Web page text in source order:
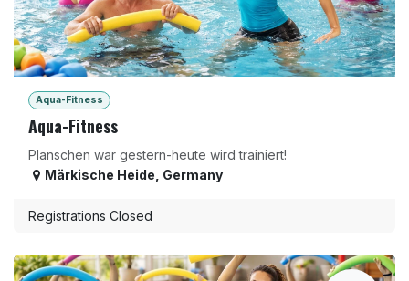
Aqua-Fitness
Aqua-Fitness
Planschen war gestern-heute wird trainiert!
Märkische Heide Germany
Registrations Closed